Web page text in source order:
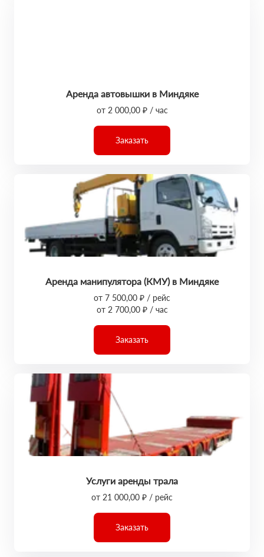
Аренда автовышки в Миндяке
от 2 000,00 ₽ / час
Заказать
Аренда манипулятора (КМУ) в Миндяке
от 7 500,00 ₽ / рейс
от 2 700,00 ₽ / час
Заказать
Услуги аренды трала
от 21 000,00 ₽ / рейс
Заказать